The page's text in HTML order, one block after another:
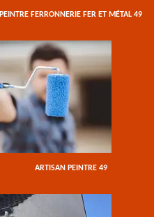
PEINTRE FERRONNERIE FER ET MÉTAL 49
ARTISAN PEINTRE 49